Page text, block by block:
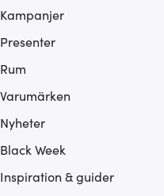
Kampanjer
Presenter
Rum
Varumärken
Nyheter
Black Week
Inspiration & guider